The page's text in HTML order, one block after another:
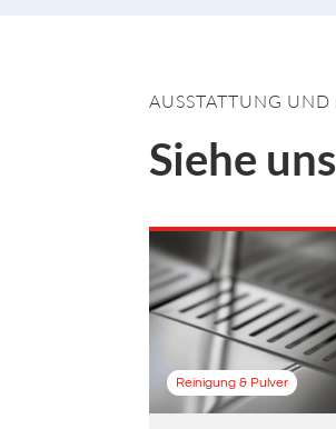
AUSSTATTUNG
Siehe
Reinigung & Pulver